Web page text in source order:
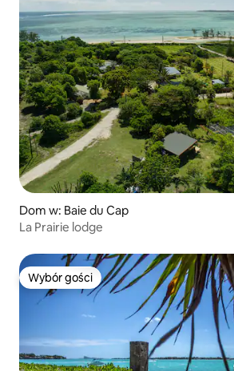
Dom w: Baie du Cap
La Prairie lodge
Wybór gości
Wybór gości